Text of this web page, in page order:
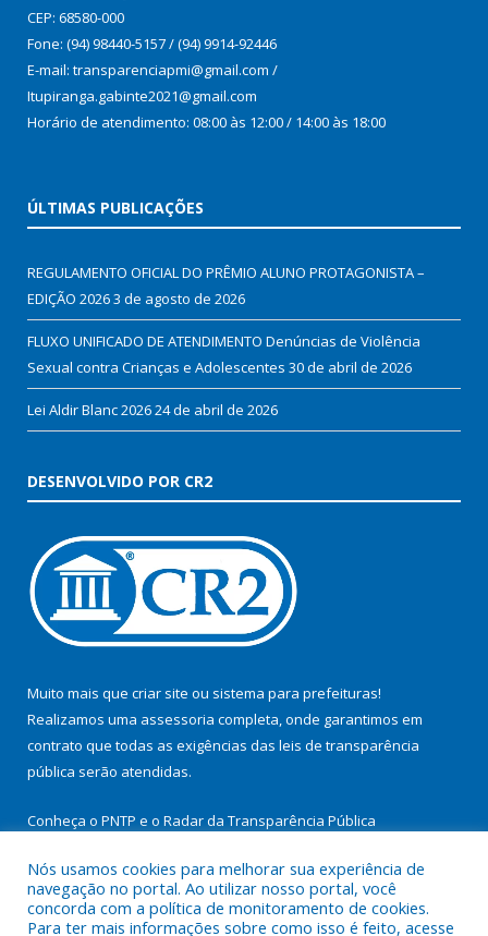
CEP: 68580-000
Fone: (94) 98440-5157 / (94) 9914-92446
E-mail: transparenciapmi@gmail.com /
Itupiranga.gabinte2021@gmail.com
Horário de atendimento: 08:00 às 12:00 / 14:00 às 18:00
ÚLTIMAS PUBLICAÇÕES
REGULAMENTO OFICIAL DO PRÊMIO ALUNO PROTAGONISTA –
EDIÇÃO 20263 de agosto de 2026
FLUXO UNIFICADO DE ATENDIMENTO Denúncias de Violência
Sexual contra Crianças e Adolescentes 30 de abril de 2026
Lei Aldir Blanc 202624 de abril de 2026
DESENVOLVIDO POR CR2
Muito mais que criar site ou sistema para prefeituras!
Realizamos uma assessoria completa, onde garantimos em
contrato que todas as exigências das leis de transparência
pública serão atendidas.
Conheça o PNTP e o Radar da Transparência Pública
Nós usamos cookies para melhorar sua experiência de
navegação no portal. Ao utilizar nosso portal, você
concorda com a política de monitoramento de cookies.
Para ter mais informações sobre como isso é feito, acesse